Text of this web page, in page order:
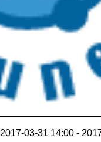
2017-03-31 14:00 -